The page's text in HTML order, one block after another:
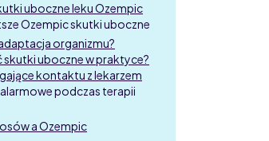
uboczne leku Ozempic
Ozempic skutki uboczne
organizmu?
skutki uboczne w praktyce?
kontaktu z lekarzem
podczas terapii
a Ozempic